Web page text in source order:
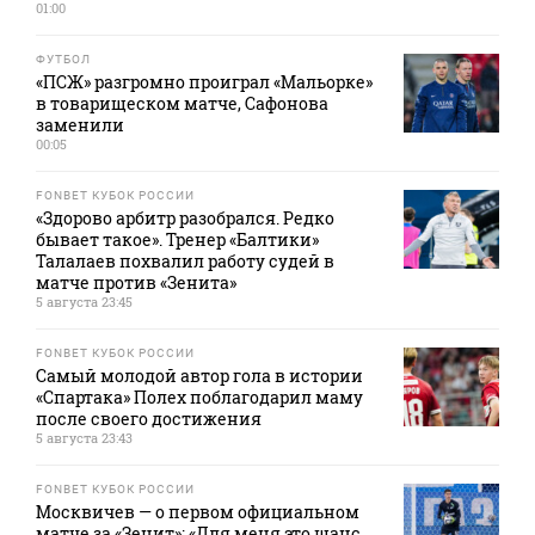
01:00
ФУТБОЛ
«ПСЖ» разгромно проиграл «Мальорке»
в товарищеском матче, Сафонова
заменили
00:05
FONBET КУБОК РОССИИ
«Здорово арбитр разобрался. Редко
бывает такое». Тренер «Балтики»
Талалаев похвалил работу судей в
матче против «Зенита»
5 августа 23:45
FONBET КУБОК РОССИИ
Самый молодой автор гола в истории
«Спартака» Полех поблагодарил маму
после своего достижения
5 августа 23:43
FONBET КУБОК РОССИИ
Москвичев — о первом официальном